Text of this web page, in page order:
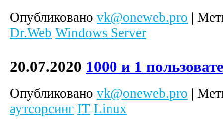
Опубликовано vk@oneweb.pro |
Dr.Web Windows Server
20.07.2020 1000 и 1
Опубликовано vk@oneweb.pro |
аутсорсинг IT Linux